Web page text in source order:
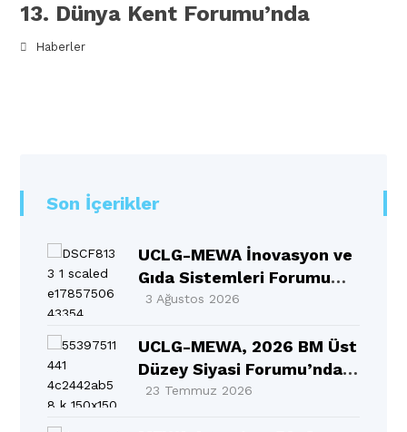
13. Dünya Kent Forumu’nda
Haberler
Son İçerikler
UCLG-MEWA İnovasyon ve
Gıda Sistemleri Forumu
Selçuklu’da Gerçekleşti
3 Ağustos 2026
UCLG-MEWA, 2026 BM Üst
Düzey Siyasi Forumu’nda
MEWA Bölgesinin Sesi
23 Temmuz 2026